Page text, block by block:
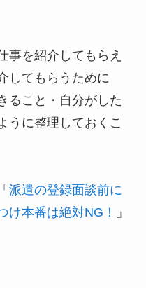
事を紹介してもらえ
してもらうために
ること・自分がした
うに整理しておくこ
派遣の登録面談前に
け本番は絶対NG！
」